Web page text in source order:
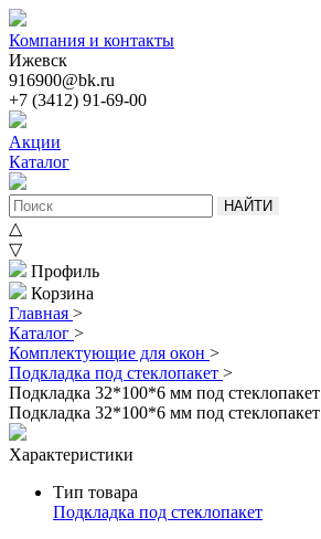
Компания и контакты
Ижевск
916900@bk.ru
+7 (3412) 91-69-00
Акции
Каталог
НАЙТИ
△
▽
Профиль
Корзина
Главная >
Каталог >
Комплектующие для окон >
Подкладка под стеклопакет >
Подкладка 32*100*6 мм под стеклопакет
Подкладка 32*100*6 мм под стеклопакет
Характеристики
Тип товара
Подкладка под стеклопакет